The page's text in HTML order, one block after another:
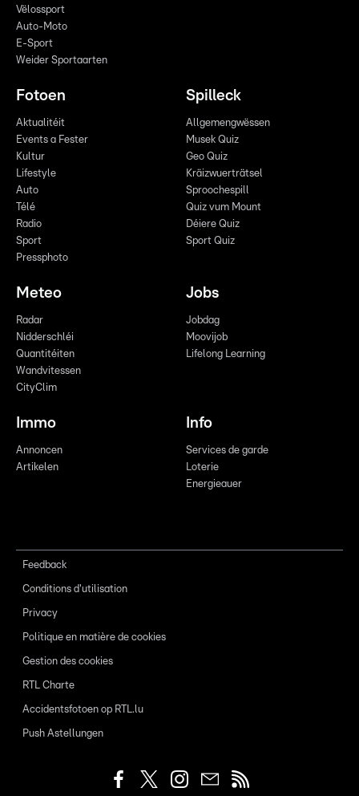
Vëlossport
Auto-Moto
E-Sport
Weider Sportaarten
Fotoen
Aktualitéit
Events a Fester
Kultur
Lifestyle
Auto
Télé
Radio
Sport
Pressphoto
Spilleck
Allgemengwëssen
Musek Quiz
Geo Quiz
Kräizwuerträtsel
Sproochespill
Quiz vum Mount
Déiere Quiz
Sport Quiz
Meteo
Radar
Nidderschléi
Quantitéiten
Wandvitessen
CityClim
Jobs
Jobdag
Moovijob
Lifelong Learning
Immo
Annoncen
Artikelen
Info
Services de garde
Loterie
Energieauer
Feedback
Conditions d'utilisation
Privacy
Politique en matière de cookies
Gestion des cookies
RTL Charte
Accidentsfotoen op RTL.lu
Push Astellungen